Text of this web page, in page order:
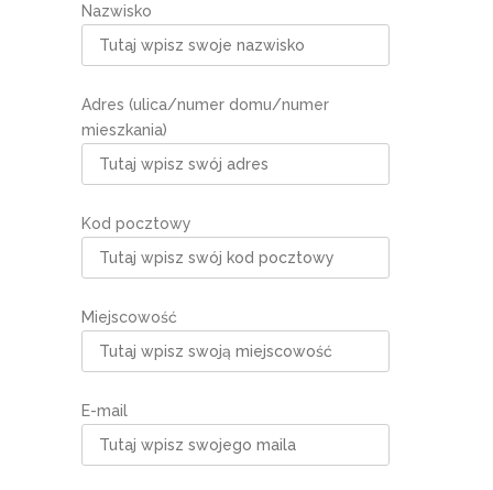
Nazwisko
Adres (ulica/numer domu/numer
mieszkania)
Kod pocztowy
Miejscowość
E-mail